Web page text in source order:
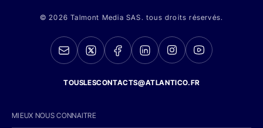
© 2026 Talmont Media SAS. tous droits réservés.
TOUSLESCONTACTS@ATLANTICO.FR
MIEUX NOUS CONNAITRE